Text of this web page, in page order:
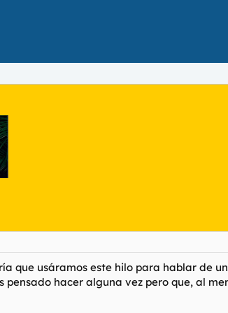
que usáramos este hilo para hablar de
hacer alguna vez pero que, al